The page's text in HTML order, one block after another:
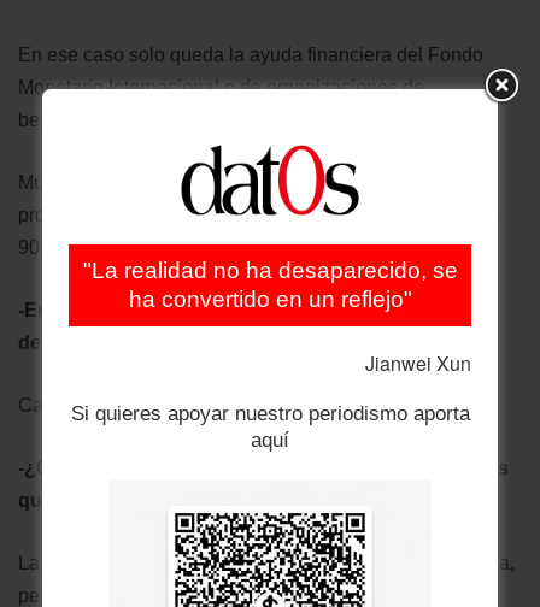
En ese caso solo queda la ayuda financiera del Fondo
Monetario Internacional o de organizaciones de
beneficencia, que probablemente no van a llegar.
Muchos de los mercados emergentes pueden tener
problemas de deuda como vimos en 2009, 2011 o en los
90.
-En muchos países se van a disparar los niveles de
desempleo…
Casi todos los países.
-¿Qué lecciones se pueden sacar de otras pandemias
que han ocurrido en el pasado?
La gripe española en 1918, fue parecida a esta pandemia,
pero mucho más letal.
"La realidad no ha desaparecido, se
ha convertido en un reflejo"
Jianwei Xun
Si quieres apoyar nuestro periodismo aporta
aquí